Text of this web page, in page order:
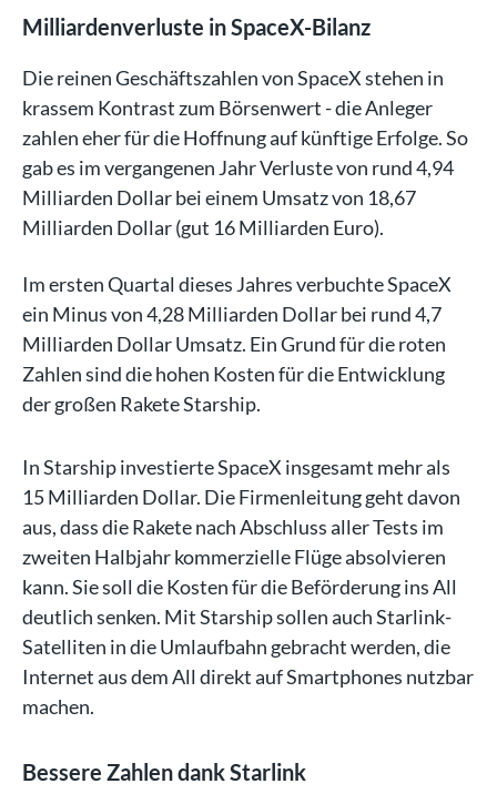
Milliardenverluste in SpaceX-Bilanz
Die reinen Geschäftszahlen von SpaceX stehen in
krassem Kontrast zum Börsenwert - die Anleger
zahlen eher für die Hoffnung auf künftige Erfolge. So
gab es im vergangenen Jahr Verluste von rund 4,94
Milliarden Dollar bei einem Umsatz von 18,67
Milliarden Dollar (gut 16 Milliarden Euro).
Im ersten Quartal dieses Jahres verbuchte SpaceX
ein Minus von 4,28 Milliarden Dollar bei rund 4,7
Milliarden Dollar Umsatz. Ein Grund für die roten
Zahlen sind die hohen Kosten für die Entwicklung
der großen Rakete Starship.
In Starship investierte SpaceX insgesamt mehr als
15 Milliarden Dollar. Die Firmenleitung geht davon
aus, dass die Rakete nach Abschluss aller Tests im
zweiten Halbjahr kommerzielle Flüge absolvieren
kann. Sie soll die Kosten für die Beförderung ins All
deutlich senken. Mit Starship sollen auch Starlink-
Satelliten in die Umlaufbahn gebracht werden, die
Internet aus dem All direkt auf Smartphones nutzbar
machen.
Bessere Zahlen dank Starlink